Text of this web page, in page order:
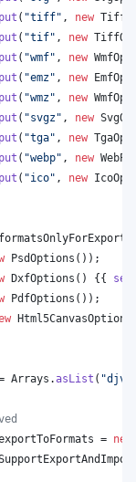
put ( "tiff" , new
put ( "tif" , new
put ( "wmf" , new
put ( "emz" , new
put ( "wmz" , new
put ( "svgz" , new
put ( "tga" , new
put ( "webp" , new
put ( "ico" , new
formatsOnlyForExport
PsdOptions ());
DxfOptions () {{
PdfOptions ());
Html5CanvasOptions
Arrays .asList (
= new